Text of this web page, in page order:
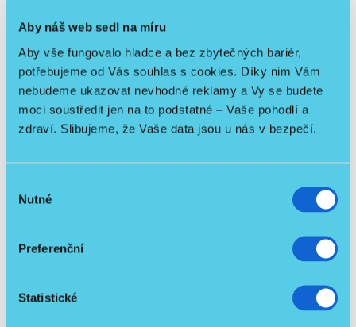
Aby náš web sedl na míru
Aby vše fungovalo hladce a bez zbytečných bariér,
potřebujeme od Vás souhlas s cookies. Díky nim Vám
nebudeme ukazovat nevhodné reklamy a Vy se budete
moci soustředit jen na to podstatné – Vaše pohodlí a
zdraví. Slibujeme, že Vaše data jsou u nás v bezpečí.
souhlasu
Nutné
Preferenční
Statistické
Skládací křeslo do sprchy
4 455,36 Kč
Detail
Skladem